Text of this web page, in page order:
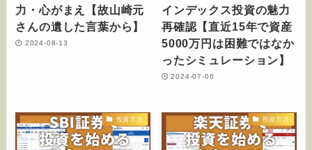
力・心がまえ【故山崎元
さんの遺した言葉から】
2024-08-13
インデックス投資の魅力
再確認【直近15年で資産
5000万円は困難ではなか
ったシミュレーション】
2024-07-06
投資方法 投資方法